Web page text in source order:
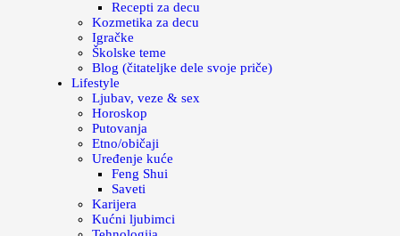
Recepti za decu
Kozmetika za decu
Igračke
Školske teme
Blog (čitateljke dele svoje priče)
Lifestyle
Ljubav, veze & sex
Horoskop
Putovanja
Etno/običaji
Uređenje kuće
Feng Shui
Saveti
Karijera
Kućni ljubimci